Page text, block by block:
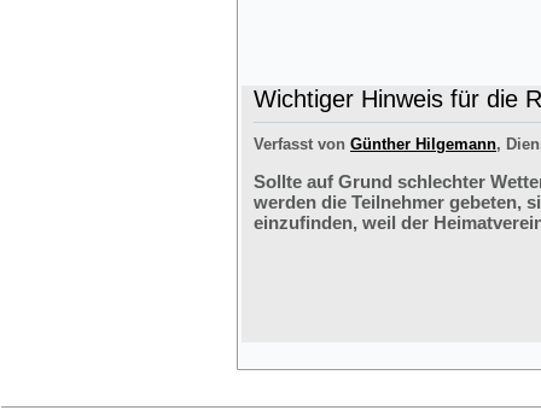
Wichtiger Hinweis für die
Verfasst von Günther Hilgemann,
Sollte auf Grund schlechter
werden die Teilnehmer gebeten,
einzufinden, weil der